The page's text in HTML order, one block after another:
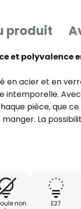
produit
et polyvalence
en acier et en
intemporelle.
pièce, que
La
permet
de la Cleo 300
Cette lampe
qui séduit
seulement un
non
E27